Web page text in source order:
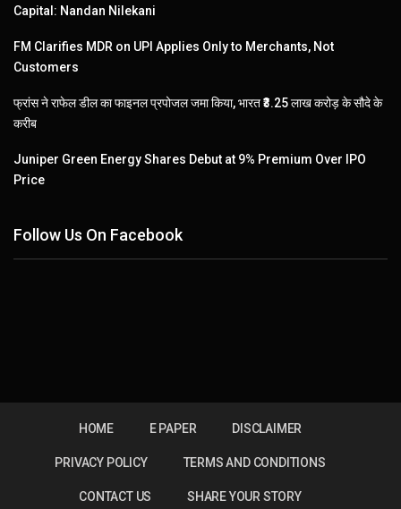
Capital: Nandan Nilekani
FM Clarifies MDR on UPI Applies Only to Merchants, Not
Customers
फ्रांस ने राफेल डील का फाइनल प्रपोजल जमा किया, भारत ₹3.25 लाख करोड़ के सौदे के
करीब
Juniper Green Energy Shares Debut at 9% Premium Over IPO
Price
Follow Us On Facebook
HOME E PAPER DISCLAIMER
PRIVACY POLICY TERMS AND CONDITIONS
CONTACT US SHARE YOUR STORY